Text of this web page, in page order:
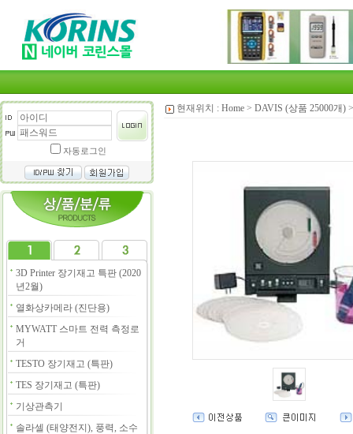
자동로그인
3D Printer 장기재고 특판 (2020
년2월)
열화상카메라 (진단용)
MYWATT 스마트 전력 측정로
거
TESTO 장기재고 (특판)
TES 장기재고 (특판)
기상관측기
솔라셀 (태양전지), 풍력, 소수
현재위치 : Home > DAVIS (상품 25000개)